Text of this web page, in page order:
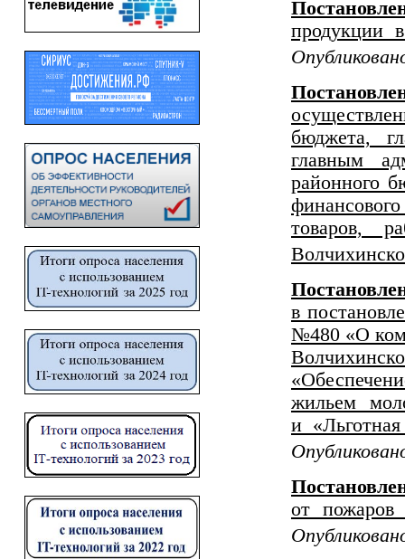
продукции
бюджета,
главным
районного
товаров,
в
№480 «О
жильем
и
от